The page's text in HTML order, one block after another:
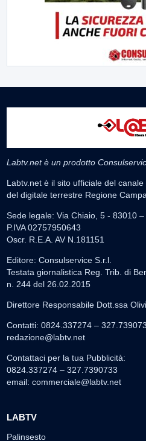
Labtv.net è un prodotto
Labtv.net è il sito ufficiale del
del digitale terrestre Regione
Sede legale: Via Chiaio, 5 - 83010 –
P.IVA 02757950643
Oscr. R.E.A. AV N.181151
Editore: Consulservice S.r.l.
Testata giornalistica Reg. Trib. di
n. 244 del 26.02.2015
Direttore Responsabile Dott.ssa
Contatti: 0824.337274 –
redazione@labtv.net
Contattaci per la tua Pubblicità:
0824.337274 – 327.7390733
email: commerciale@labtv.net
LABTV
Palinsesto